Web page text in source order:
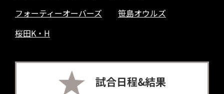
フォーティーオーバーズ
笹島オウルズ
桜田K・H
試合日程&結果